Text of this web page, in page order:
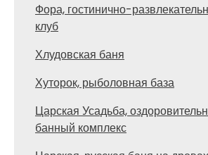
Фора, гостинично-
клуб
Хлудовская баня
Хуторок, рыболовная база
Царская Усадьба,
банный комплекс